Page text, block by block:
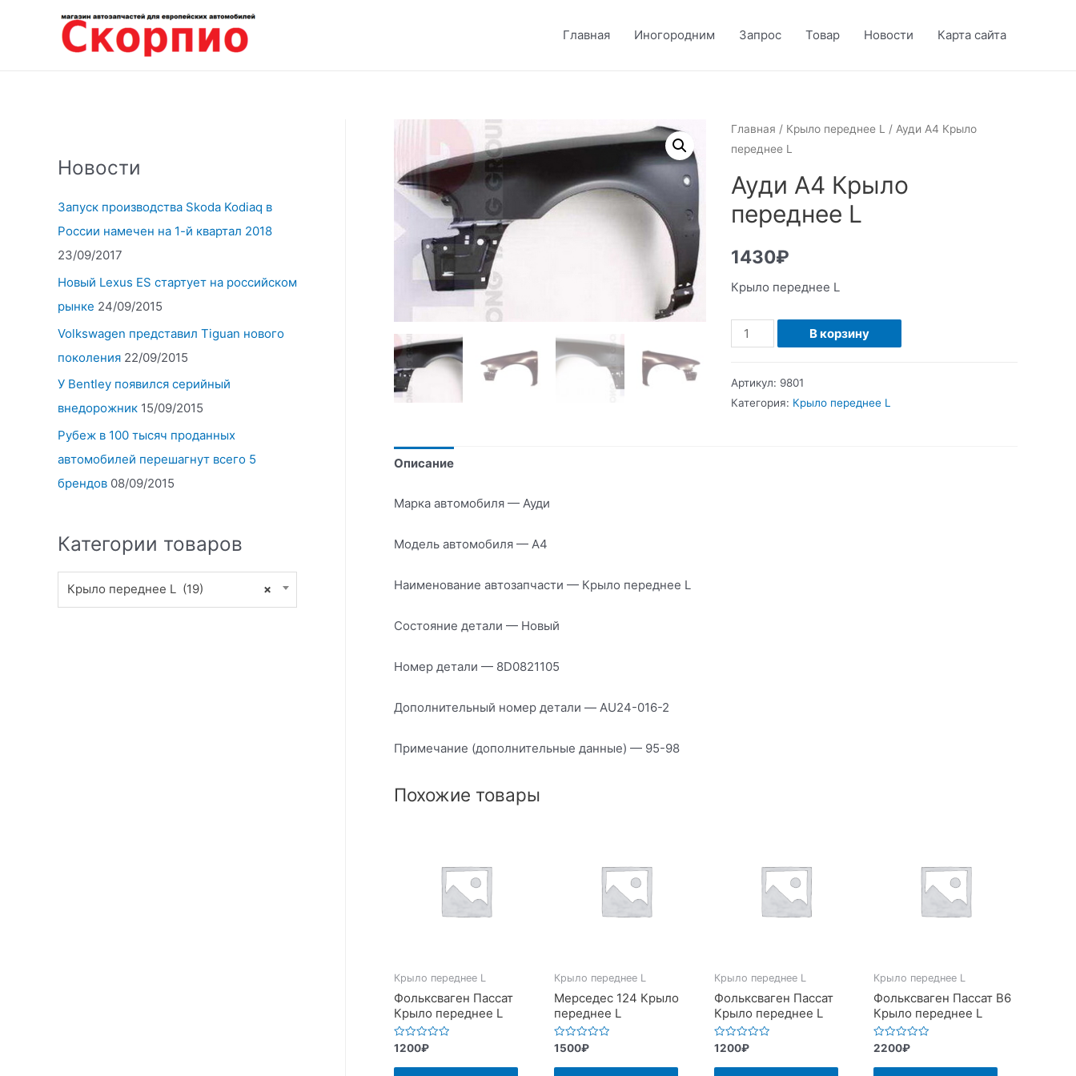
содержимому
Главная Иногородним Запрос Товар Новости Карта сайта
Новости
Запуск производства Skoda Kodiaq в
России намечен на 1-й квартал 2018
23/09/2017
Новый Lexus ES стартует на российском
рынке 24/09/2015
Volkswagen представил Tiguan нового
поколения 22/09/2015
У Bentley появился серийный
внедорожник 15/09/2015
Рубеж в 100 тысяч проданных
автомобилей перешагнут всего 5
брендов 08/09/2015
Категории товаров
×
Крыло переднее L (19)
Главная / Крыло переднее L
/ Ауди А4 Крыло
переднее L
Ауди А4 Крыло
переднее L
1430₽
Крыло переднее L
Количество
Ауди
Крыло
В корзину
Артикул: 9801
Категория: Крыло переднее L
Описание
Марка автомобиля — Ауди
Модель автомобиля — А4
Наименование автозапчасти — Крыло переднее L
Состояние детали — Новый
Номер детали — 8D0821105
Дополнительный номер детали — AU24-016-2
Примечание (дополнительные данные) — 95-98
Похожие товары
Крыло переднее L
Фольксваген Пассат
Крыло переднее L
Оценка
из
1200₽
Крыло переднее L
Мерседес 124 Крыло
переднее L
Оценка
из
1500₽
Крыло переднее L
Фольксваген Пассат
Крыло переднее L
Оценка
из
1200₽
Крыло переднее L
Фольксваген Пассат В6
Крыло переднее L
Оценка
из
2200₽